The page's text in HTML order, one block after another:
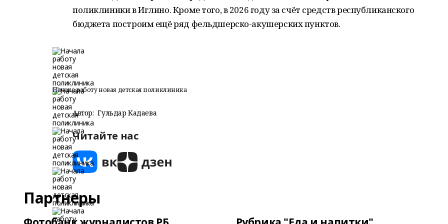
поликлиники в Иглино. Кроме того, в 2026 году за счёт средств республиканского
бюджета построим ещё ряд фельдшерско-акушерских пунктов.
Начала работу новая детская поликлиника
Автор: Гульдар Кадаева
Читайте нас
Партнеры